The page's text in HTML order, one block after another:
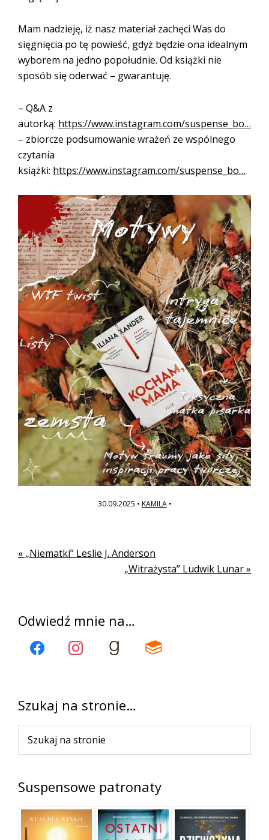
Mam nadzieję, iż nasz materiał zachęci Was do
sięgnięcia po tę powieść, gdyż będzie ona idealnym
wyborem na jedno popołudnie. Od książki nie
sposób się oderwać – gwarantuję.
– Q&A z
autorką: https://www.instagram.com/suspense_bo…
– zbiorcze podsumowanie wrażeń ze wspólnego
czytania
książki: https://www.instagram.com/suspense_bo…
30.09.2025 • KAMILA•
Poprzedni
« „Niematki” Leslie J. Anderson
Kolejny
„Witrażysta” Ludwik Lunar »
Pierwszy
panel
boczny
Odwiedź mnie na…
Szukaj na stronie…
na
Suspensowe patronaty